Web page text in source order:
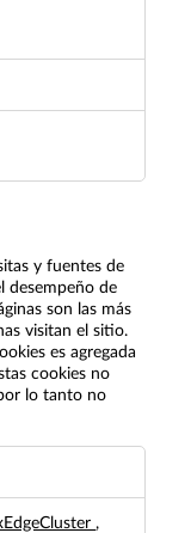
y fuentes de
desempeño de
son las más
visitan el sitio.
es agregada
cookies no
lo tanto no
,